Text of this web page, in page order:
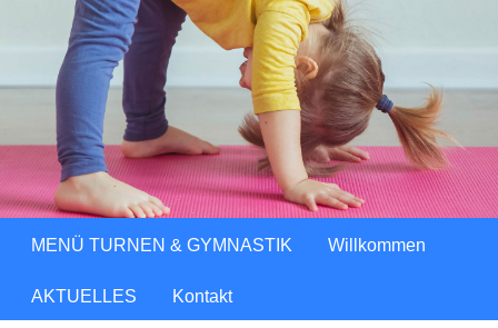
Previous Next
MENÜ TURNEN & GYMNASTIK Willkommen
AKTUELLES Kontakt